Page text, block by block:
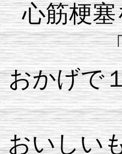
心筋梗
おかげで
おいしい